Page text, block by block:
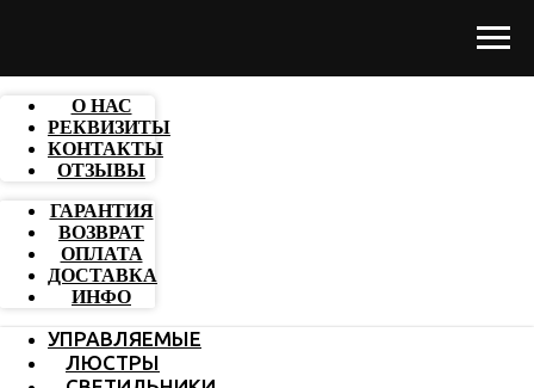
О НАС
РЕКВИЗИТЫ
КОНТАКТЫ
ОТЗЫВЫ
ГАРАНТИЯ
ВОЗВРАТ
ОПЛАТА
ДОСТАВКА
ИНФО
УПРАВЛЯЕМЫЕ
ЛЮСТРЫ